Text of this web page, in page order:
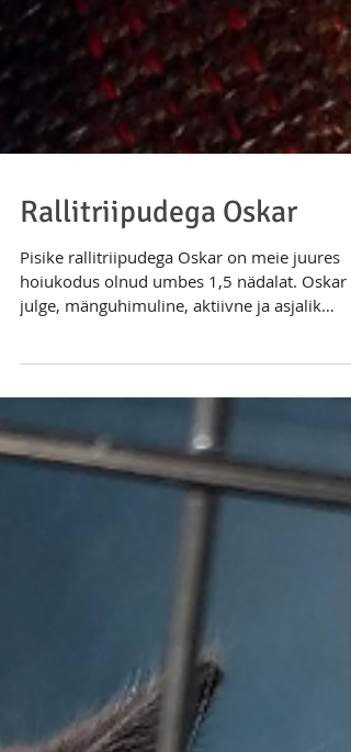
Rallitriipudega Oskar
Pisike rallitriipudega Oskar on meie juures